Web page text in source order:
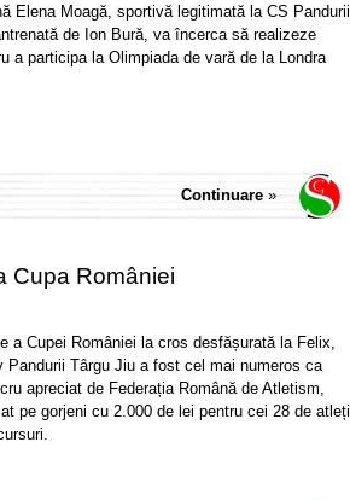
Elena Moagă, sportivă legitimată la CS Pandurii
de Ion Bură, va încerca să realizeze
a participa la Olimpiada de vară de la Londra
Continuare »
Cupa României
a Cupei României la cros desfășurată la Felix,
Pandurii Târgu Jiu a fost cel mai numeros ca
apreciat de Federația Română de Atletism,
pe gorjeni cu 2.000 de lei pentru cei 28 de atleți